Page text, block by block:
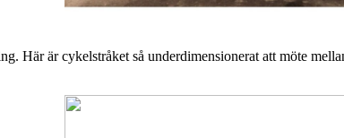
Här är cykelstråket så underdimensionerat att möte